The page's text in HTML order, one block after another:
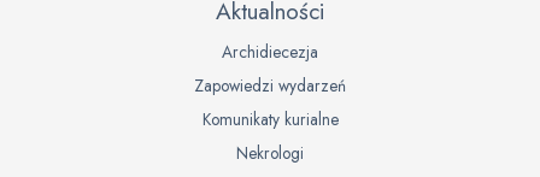
Aktualności
Archidiecezja
Zapowiedzi wydarzeń
Komunikaty kurialne
Nekrologi